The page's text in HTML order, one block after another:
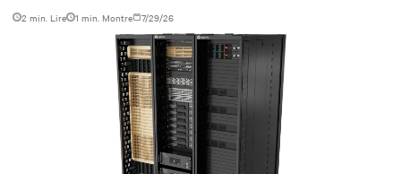
2 min. Lire 1 min. Montre 7/29/26